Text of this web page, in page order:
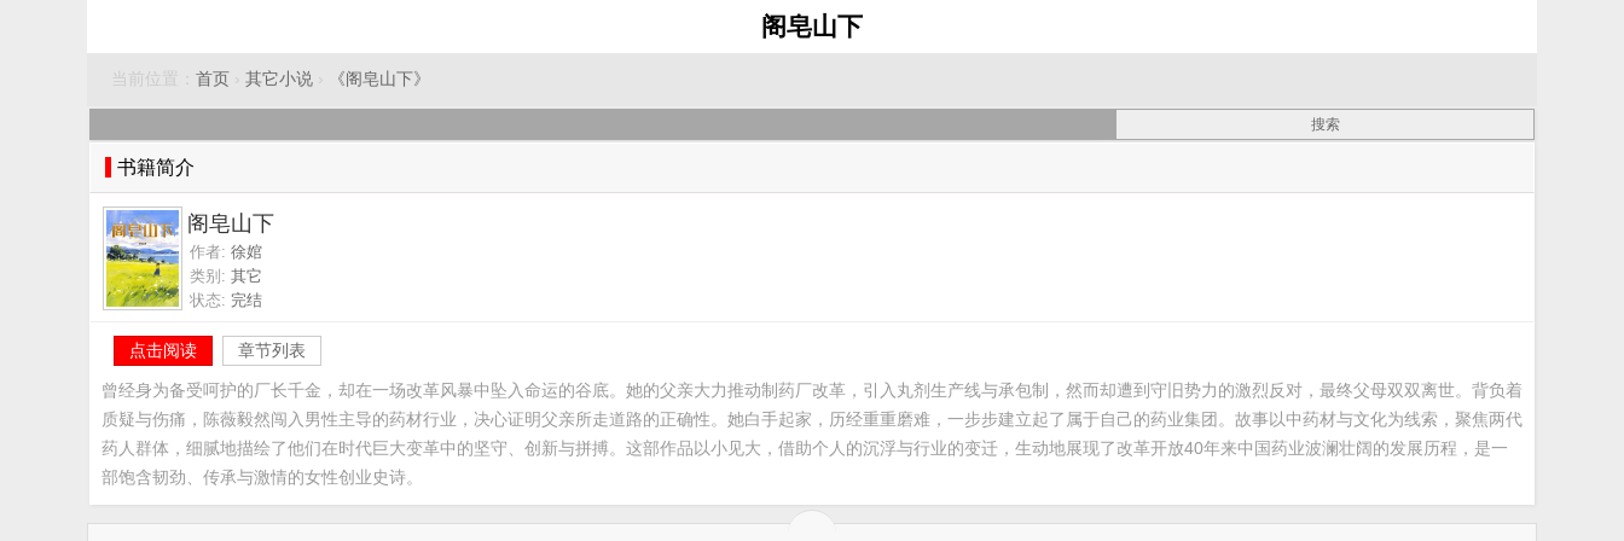
阁皂山下
当前位置： 首页 › 其它小说 › 《阁皂山下》
书籍简介
阁皂山下
作者: 徐婠
类别: 其它
状态: 完结
点击阅读 章节列表
曾经身为备受呵护的厂长千金，却在一场改革风暴中坠入命运的谷底。她的父亲大力推动制药厂改革，引入丸剂生产线与承包制，然而却遭到守旧势力的激烈反对，最终父母双双离世。背负着
质疑与伤痛，陈薇毅然闯入男性主导的药材行业，决心证明父亲所走道路的正确性。她白手起家，历经重重磨难，一步步建立起了属于自己的药业集团。故事以中药材与文化为线索，聚焦两代
药人群体，细腻地描绘了他们在时代巨大变革中的坚守、创新与拼搏。这部作品以小见大，借助个人的沉浮与行业的变迁，生动地展现了改革开放40年来中国药业波澜壮阔的发展历程，是一
部饱含韧劲、传承与激情的女性创业史诗。